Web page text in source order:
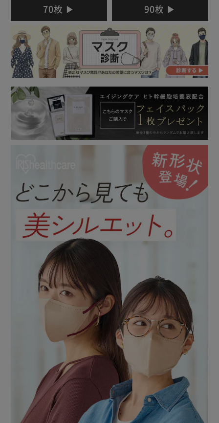
70枚 ▶ 90枚 ▶